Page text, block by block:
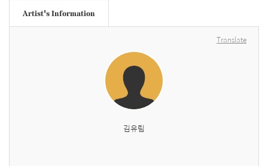
Artist's Information
Translate
김유림